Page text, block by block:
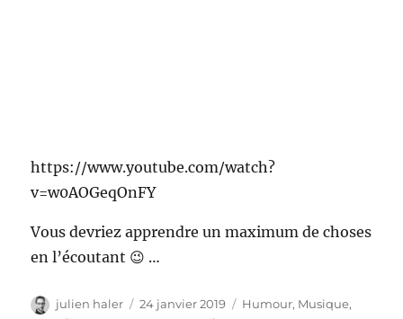
https://www.youtube.com/watch?
v=w0AOGeqOnFY
Vous devriez apprendre un maximum de choses
en l’écoutant 😉 …
Auteur
julien haler
Publié
24 janvier 2019 Catégories
Humour, Musique,